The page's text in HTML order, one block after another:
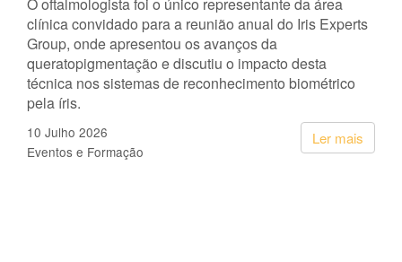
O oftalmologista foi o único representante da área
clínica convidado para a reunião anual do Iris Experts
Group, onde apresentou os avanços da
queratopigmentação e discutiu o impacto desta
técnica nos sistemas de reconhecimento biométrico
pela íris.
Ler mais
10 Julho 2026
Eventos e Formação